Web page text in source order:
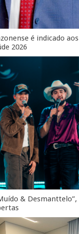
é indicado
2026
& Desmanttelo”,